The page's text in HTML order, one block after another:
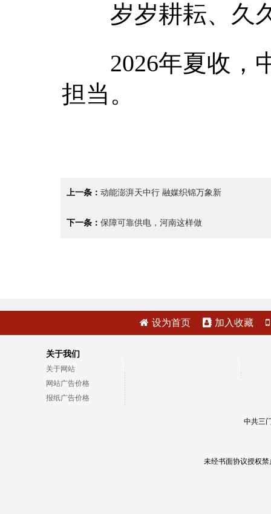
岁岁耕耘、久久
2026年夏收，中
担当。
上一条： 动能澎湃天中行 融媒织锦万象新
下一条： 保障可靠供电，河南这样做
设为首页 加入收藏
关于我们
关于网站
网站广告价格
报纸广告价格
中共三
未经书面协议授权